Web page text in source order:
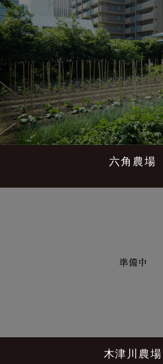
六角農場
木津川農場